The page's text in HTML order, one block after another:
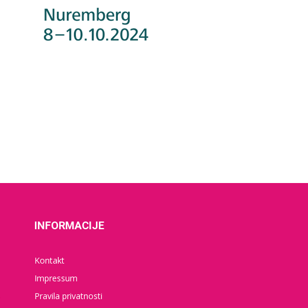
INFORMACIJE
Kontakt
Impressum
Pravila privatnosti